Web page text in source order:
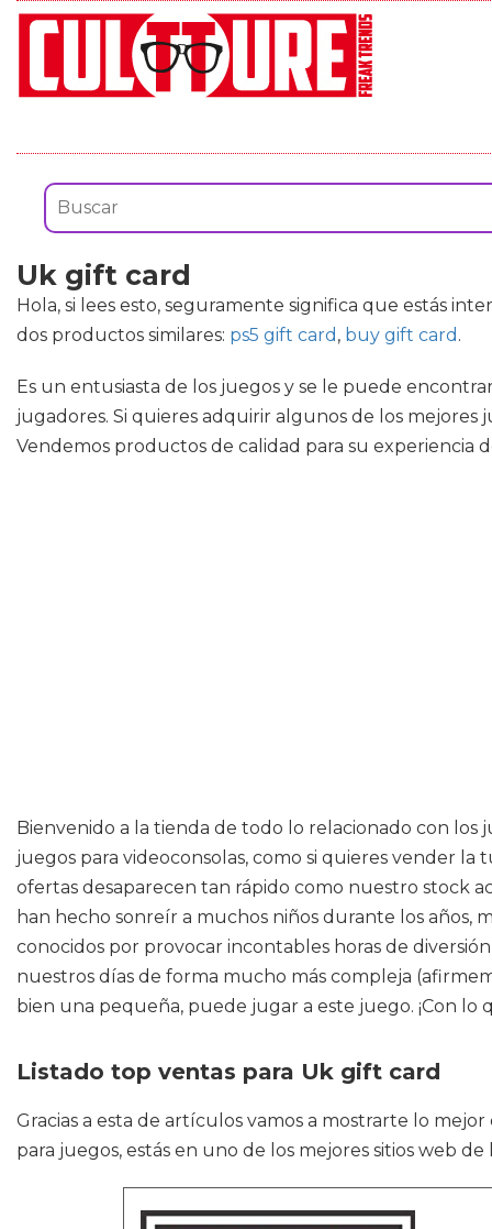
Uk gift card
Hola, si lees esto, seguramente significa que estás
dos productos similares: ps5 gift card , buy gift card .
Es un entusiasta de los juegos y se le puede
jugadores. Si quieres adquirir algunos de los
Vendemos productos de calidad para su experiencia
Bienvenido a la tienda de todo lo relacionado con los
juegos para videoconsolas, como si quieres vender
ofertas desaparecen tan rápido como nuestro stock
han hecho sonreír a muchos niños durante los años,
conocidos por provocar incontables horas de
nuestros días de forma mucho más compleja
bien una pequeña, puede jugar a este juego. ¡Con lo
Listado top ventas para Uk gift card
Gracias a esta de artículos vamos a mostrarte lo
para juegos, estás en uno de los mejores sitios web de